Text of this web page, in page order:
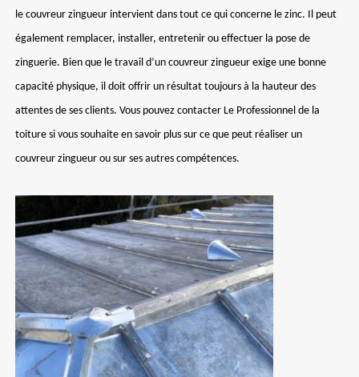
le couvreur zingueur intervient dans tout ce qui concerne le zinc. Il peut
également remplacer, installer, entretenir ou effectuer la pose de
zinguerie. Bien que le travail d’un couvreur zingueur exige une bonne
capacité physique, il doit offrir un résultat toujours à la hauteur des
attentes de ses clients. Vous pouvez contacter Le Professionnel de la
toiture si vous souhaite en savoir plus sur ce que peut réaliser un
couvreur zingueur ou sur ses autres compétences.